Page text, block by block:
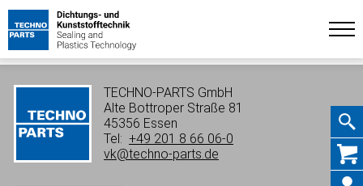
TECHNO-PARTS GmbH
Alte Bottroper Straße 81
45356 Essen
Tel: +49 201 8 66 06-0
vk@techno-parts.de